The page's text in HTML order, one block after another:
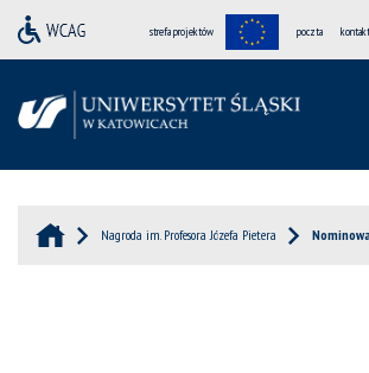
strefa projektów poczta kontakt
Nagroda im. Profesora Józefa Pietera